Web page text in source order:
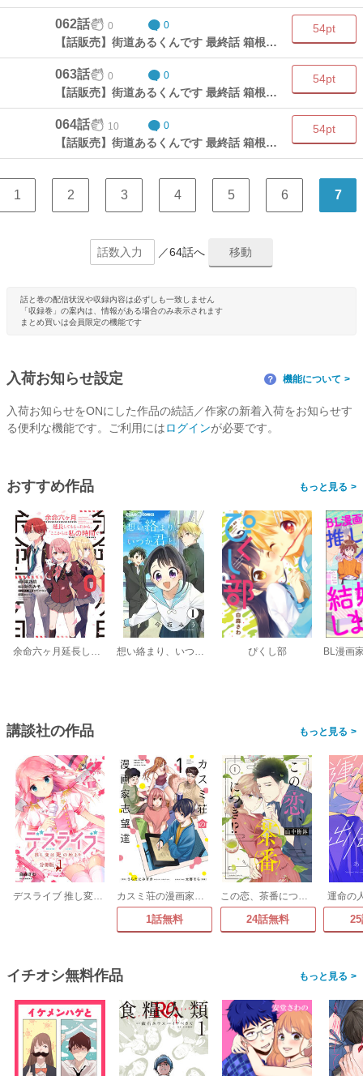
062話 0 0
【話販売】街道あるくんです 最終話 箱根越え(4)
54pt
063話 0 0
【話販売】街道あるくんです 最終話 箱根越え(5)
54pt
064話 10 0
【話販売】街道あるくんです 最終話 箱根越え(6)
54pt
1 2 3 4 5 6 7
／64話へ
話と巻の配信状況や収録内容は必ずしも一致しません
「収録巻」の案内は、情報がある場合のみ表示されます
まとめ買いは会員限定の機能です
入荷お知らせ設定 ？ 機能について
入荷お知らせをONにした作品の続話／作家の新着入荷をお知らせす
る便利な機能です。ご利用にはログインが必要です。
おすすめ作品 >
余命六ヶ月延長してもらったから、ここからは私の時間です 想い絡まり、いつか君と。【マイクロ】 ぴくし部
講談社の作品 >
デスライブ 推し変は死の始まり 分冊版 カスミ荘の漫画家志望達
1話無料
この恋、茶番につき!?
24話無料
運命の
イチオシ無料作品 >